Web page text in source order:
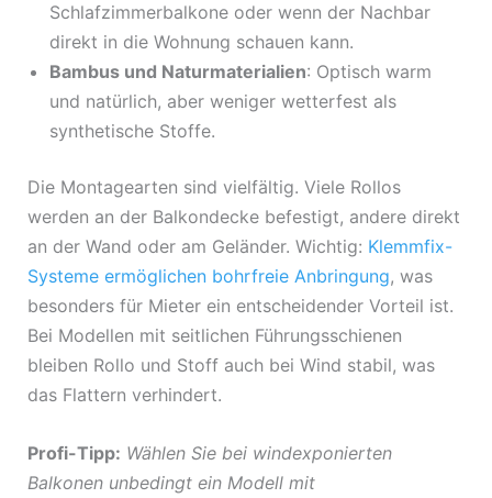
Schlafzimmerbalkone oder wenn der Nachbar
direkt in die Wohnung schauen kann.
Bambus und Naturmaterialien: Optisch warm
und natürlich, aber weniger wetterfest als
synthetische Stoffe.
Die Montagearten sind vielfältig. Viele Rollos
werden an der Balkondecke befestigt, andere direkt
an der Wand oder am Geländer. Wichtig: Klemmfix-
Systeme ermöglichen bohrfreie Anbringung, was
besonders für Mieter ein entscheidender Vorteil ist.
Bei Modellen mit seitlichen Führungsschienen
bleiben Rollo und Stoff auch bei Wind stabil, was
das Flattern verhindert.
Profi-Tipp: Wählen Sie bei windexponierten
Balkonen unbedingt ein Modell mit